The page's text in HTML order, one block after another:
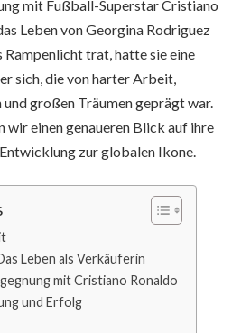
mit Fußball-Superstar Cristiano
Leben von Georgina Rodriguez
Rampenlicht trat, hatte sie eine
sich, die von harter Arbeit,
und großen Träumen geprägt war.
wir einen genaueren Blick auf ihre
zur globalen Ikone.
Leben als Verkäuferin
mit Cristiano Ronaldo
und Erfolg